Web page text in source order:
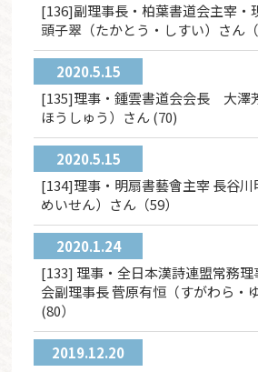
[136]副理事長・柏葉書道会主宰
頭子翠（たかとう・しすい）さん（
2020.5.15
[135]理事・鍾雲書道会会長 大澤
ほうしゅう）さん (70)
2020.5.15
[134]理事・明扇書藝會主宰 長谷川
めいせん）さん（59）
2020.1.24
[133] 理事・全日本漢詩連盟常務
会副理事長 菅原有恒（すがわら・
(80）
2019.12.20